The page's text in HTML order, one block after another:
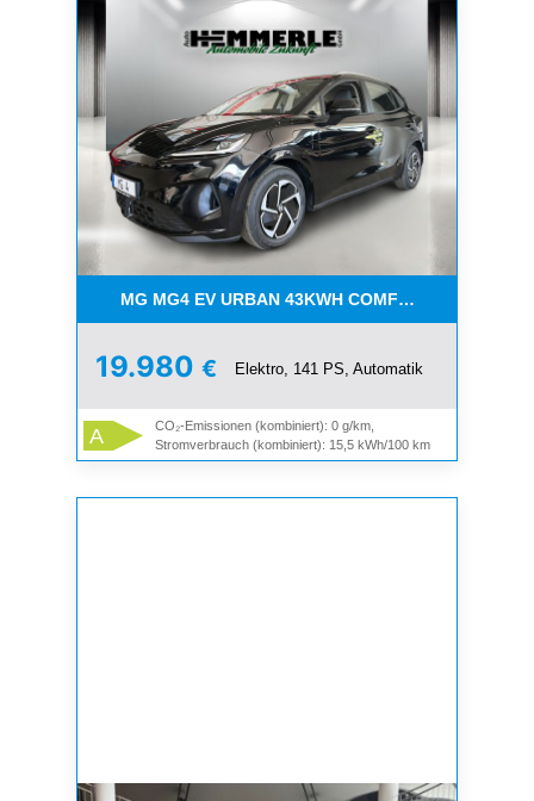
MG MG4 EV URBAN 43KWH COMFORT
19.980 € Elektro, 141 PS, Automatik
A
CO₂-Emissionen (kombiniert): 0 g/km,
Stromverbrauch (kombiniert): 15,5 kWh/100 km